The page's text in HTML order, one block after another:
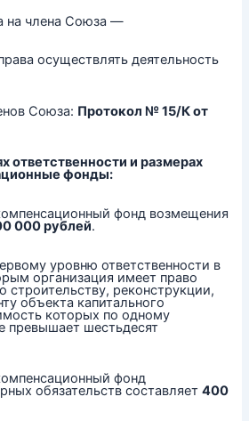
на члена Союза —
осуществлять деятельность
Союза: Протокол № 15/К от
ответственности и размерах
фонды:
фонд возмещения
000 рублей.
уровню ответственности в
организация имеет право
строительству, реконструкции,
объекта капитального
которых по одному
превышает шестьдесят
фонд
обязательств составляет400